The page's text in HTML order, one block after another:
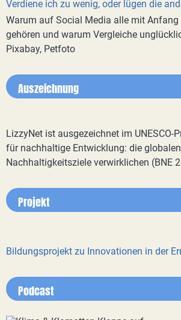
Verdiene ich zu wenig, oder lügen die
Warum auf Social Media alle mit Anfang
gehören und warum Vergleiche
Pixabay, Petfoto
Auszeichnung
LizzyNet ist ausgezeichnet im UNESCO-
für nachhaltige Entwicklung: die globalen
Nachhaltigkeitsziele verwirklichen (BNE
Projekt
Bildungsprojekt zu Innovationen in der
Podcast